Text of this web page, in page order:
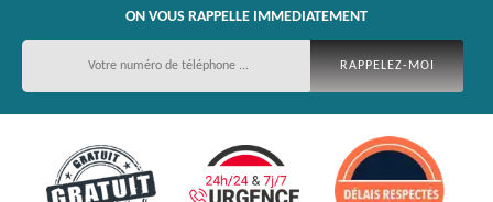
ON VOUS RAPPELLE IMMEDIATEMENT